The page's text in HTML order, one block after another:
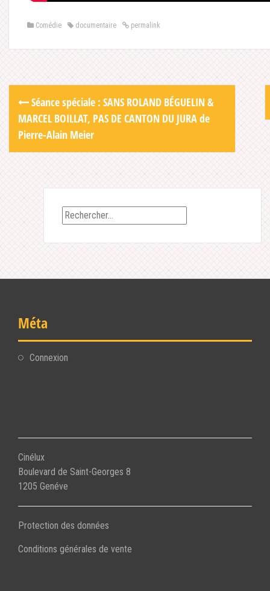
Comédie documentaire permalink
Post
navigation
Séance spéciale : SANS ROLAND BÉGUELIN &
MARCEL BOILLAT, PAS DE CANTON DU JURA de
Pierre-Alain Meier
Rechercher :
Méta
Connexion
Cinélux
Boulevard de Saint-Georges 8
1205 Genéve
Protection des données
Conditions générales de vente